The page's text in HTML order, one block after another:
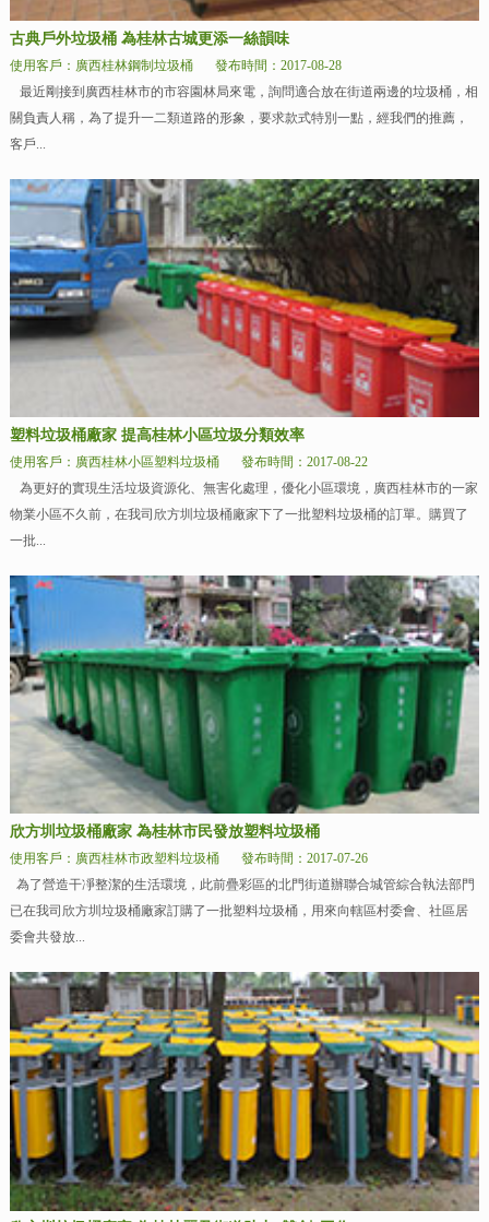
古典戶外垃圾桶 為桂林古城更添一絲韻味
使用客戶：廣西桂林鋼制垃圾桶
發布時間：2017-08-28
最近剛接到廣西桂林市的市容園林局來電，詢問適合放在街道兩邊的垃圾桶，相
關負責人稱，為了提升一二類道路的形象，要求款式特別一點，經我們的推薦，
客戶...
塑料垃圾桶廠家 提高桂林小區垃圾分類效率
使用客戶：廣西桂林小區塑料垃圾桶
發布時間：2017-08-22
為更好的實現生活垃圾資源化、無害化處理，優化小區環境，廣西桂林市的一家
物業小區不久前，在我司欣方圳垃圾桶廠家下了一批塑料垃圾桶的訂單。購買了
一批...
欣方圳垃圾桶廠家 為桂林市民發放塑料垃圾桶
使用客戶：廣西桂林市政塑料垃圾桶
發布時間：2017-07-26
為了營造干凈整潔的生活環境，此前疊彩區的北門街道辦聯合城管綜合執法部門
已在我司欣方圳垃圾桶廠家訂購了一批塑料垃圾桶，用來向轄區村委會、社區居
委會共發放...